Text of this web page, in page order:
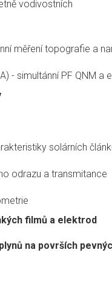
vodivostních
měření topografie a
- simultánní PF QNM a
solárních
odrazu a transmitance
filmů a elektrod
na površích